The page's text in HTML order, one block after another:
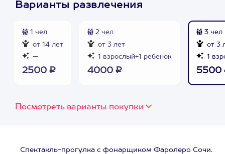
Варианты развлечения
1 чел
от 14 лет
—
2500 ₽
2 чел
от 3 лет
1 взрослый+1 ребенок
4000 ₽
3 чел
от 3
1
5500
Посмотреть варианты покупки
Спектакль-прогулка с фонарщиком Фаролеро Сочи.